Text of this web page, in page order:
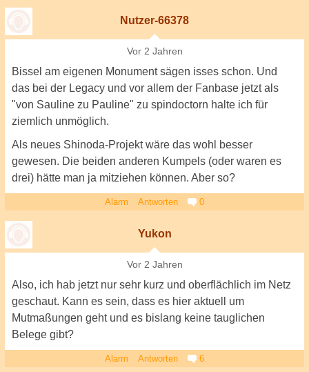
Nutzer-66378
Vor 2 Jahren
Bissel am eigenen Monument sägen isses schon. Und
das bei der Legacy und vor allem der Fanbase jetzt als
"von Sauline zu Pauline" zu spindoctorn halte ich für
ziemlich unmöglich.
Als neues Shinoda-Projekt wäre das wohl besser
gewesen. Die beiden anderen Kumpels (oder waren es
drei) hätte man ja mitziehen können. Aber so?
Alarm Antworten 0
Yukon
Vor 2 Jahren
Also, ich hab jetzt nur sehr kurz und oberflächlich im Netz
geschaut. Kann es sein, dass es hier aktuell um
Mutmaßungen geht und es bislang keine tauglichen
Belege gibt?
Alarm Antworten 6